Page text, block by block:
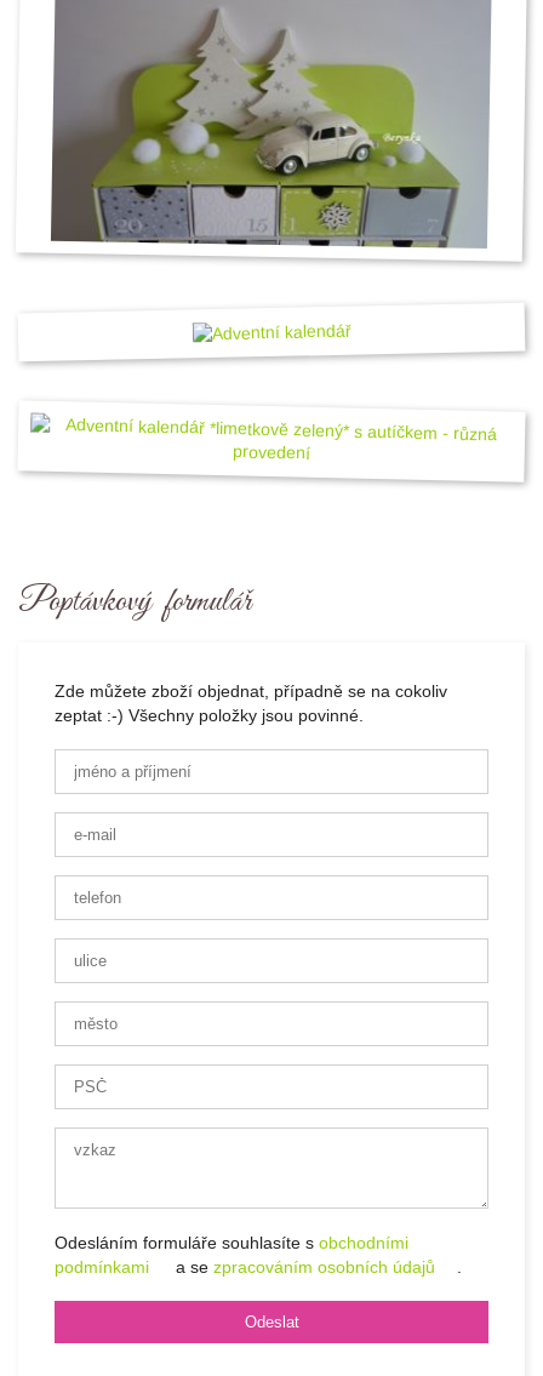
Poptávkový formulář
Zde můžete zboží objednat, případně se na cokoliv
zeptat :-) Všechny položky jsou povinné.
Odesláním formuláře souhlasíte s obchodními
podmínkami
a se zpracováním osobních údajů .